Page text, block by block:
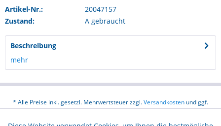
Artikel-Nr.:
20047157
Zustand:
A gebraucht
Beschreibung
mehr
* Alle Preise inkl. gesetzl. Mehrwertsteuer zzgl.Versandkosten und ggf.